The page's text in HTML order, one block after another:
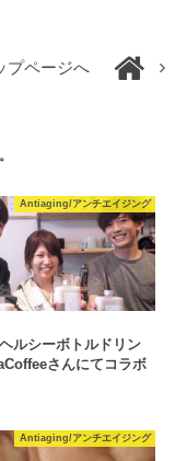
プページへ
Antiaging/アンチエイジング
ヘルシーボトルドリン
さんにてコラボ
Antiaging/アンチエイジング